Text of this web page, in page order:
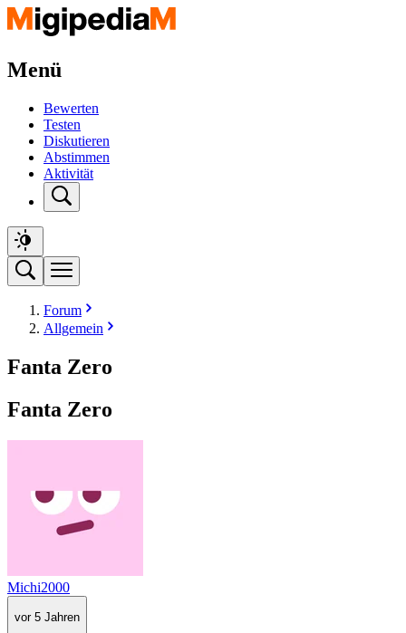
Menü
Bewerten
Testen
Diskutieren
Abstimmen
Aktivität
Forum
Allgemein
Fanta Zero
Fanta Zero
Michi2000
vor 5 Jahren